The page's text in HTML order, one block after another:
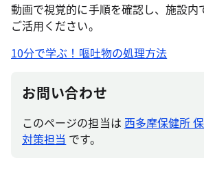
動画で視覚的に手順を確認し、施設内
ご活用ください。
10分で学ぶ！嘔吐物の処理方法
お問い合わせ
このページの担当は 西多摩保健所
対策担当 です。